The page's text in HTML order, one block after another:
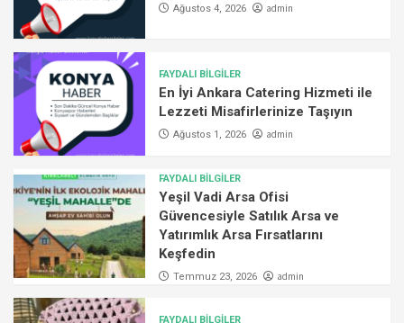
Ağustos 4, 2026 admin
FAYDALI BİLGİLER
En İyi Ankara Catering Hizmeti ile
Lezzeti Misafirlerinize Taşıyın
Ağustos 1, 2026 admin
FAYDALI BİLGİLER
Yeşil Vadi Arsa Ofisi
Güvencesiyle Satılık Arsa ve
Yatırımlık Arsa Fırsatlarını
Keşfedin
Temmuz 23, 2026 admin
FAYDALI BİLGİLER